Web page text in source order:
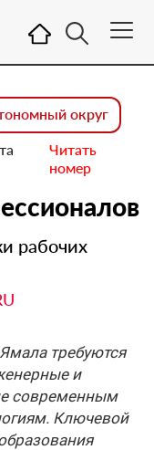
округ
Читать
номер
рабочих
требуются
и
современным
Ключевой